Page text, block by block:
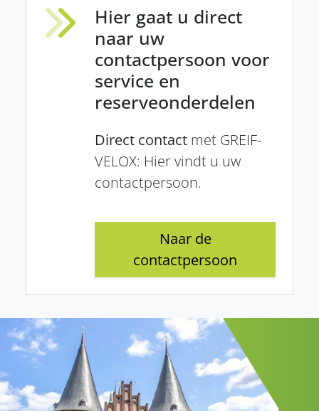
Hier gaat u direct
naar uw
contactpersoon voor
service en
reserveonderdelen
Direct contact met GREIF-
VELOX: Hier vindt u uw
contactpersoon.
Naar de
contactpersoon